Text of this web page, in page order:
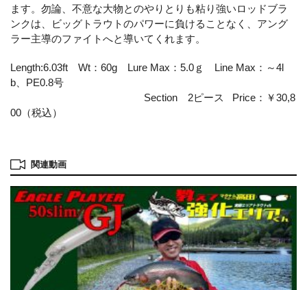
ます。勿論、不意な大物とのやりとりも粘り強いロッドブラ
ンクは、ビッグトラウトのパワーに負けることなく、アング
ラー主導のファイトへと導いてくれます。
Length:6.03ft Wt：60g Lure Max：5.0ｇ Line Max：～4l
b、PE0.8号
Section 2ピース Price：￥30,8
00（税込）
関連動画